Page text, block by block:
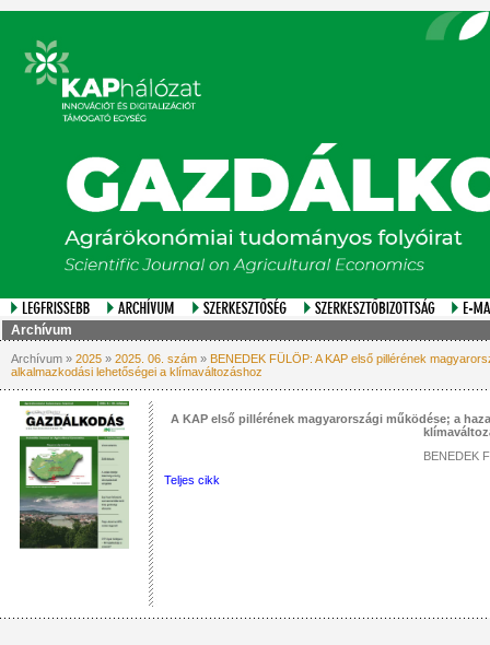
Archívum
Archívum » 2025 » 2025. 06. szám » BENEDEK FÜLÖP: A KAP első pillérének
alkalmazkodási lehetőségei a klímaváltozáshoz
A KAP első pillérének magyarországi működése; a
BENEDEK
Teljes cikk